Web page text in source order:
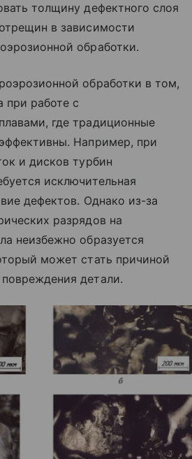
толщину дефектного слоя
в зависимости
обработки.
обработки в том,
при работе с
где традиционные
Например, при
и дисков турбин
исключительная
дефектов. Однако из-за
разрядов на
неизбежно образуется
может стать причиной
детали.